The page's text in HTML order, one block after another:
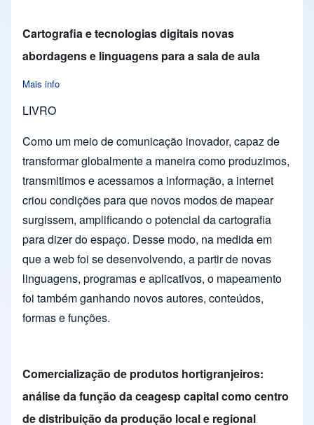
Cartografia e tecnologias digitais novas
abordagens e linguagens para a sala de aula
Mais info
LIVRO
Como um meio de comunicação inovador, capaz de
transformar globalmente a maneira como produzimos,
transmitimos e acessamos a informação, a internet
criou condições para que novos modos de mapear
surgissem, amplificando o potencial da cartografia
para dizer do espaço. Desse modo, na medida em
que a web foi se desenvolvendo, a partir de novas
linguagens, programas e aplicativos, o mapeamento
foi também ganhando novos autores, conteúdos,
formas e funções.
Comercialização de produtos hortigranjeiros:
análise da função da ceagesp capital como centro
de distribuição da produção local e regional